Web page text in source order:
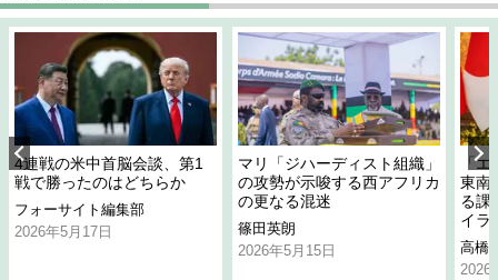
4連戦の米中首脳会談、第1
戦で勝ったのはどちらか
フォーサイト編集部
2026年5月17日
マリ「ジハーディスト組織」
の攻勢が示唆する西アフリカ
の更なる混迷
篠田英朗
2026年5月15日
「
東南
る課
イラ
高橋
2026